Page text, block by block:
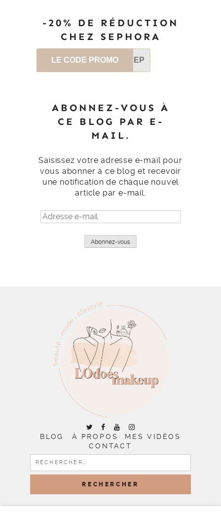
-20% DE RÉDUCTION
CHEZ SEPHORA
LE CODE PROMO SEP
ABONNEZ-VOUS À
CE BLOG PAR E-
MAIL.
Saisissez votre adresse e-mail pour
vous abonner à ce blog et recevoir
une notification de chaque nouvel
article par e-mail.
Adresse
e-
Abonnez-vous
BLOG À PROPOS
MES VIDÉOS
CONTACT
RECHERCHER :